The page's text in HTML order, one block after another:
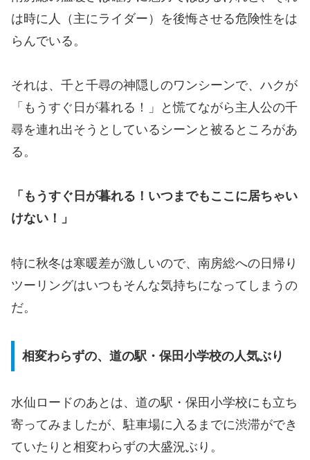
は時に人（主にライダー）を後悔させる危険性をは
らんでいる。
それは、千と千尋の神隠しのワンシーンで、ハクが
「もうすぐ日が暮れる！」と慌てながら主人公の千
尋を連れ出そうとしているシーンと被るところがあ
る。
「もうすぐ日が暮れる！いつまでもここに居ちゃい
けない！」
特に秋冬は寒暖差が激しいので、南房総への日帰り
ツーリングはいつもそんな気持ちになってしまうの
だ。
相変わらずの、道の駅・保田小学校の人気ぶり
水仙ロードのあとは、道の駅・保田小学校にも立ち
寄ってみましたが、駐車場に入るまでに渋滞ができ
ていたりと相変わらずの大盛況ぶり。